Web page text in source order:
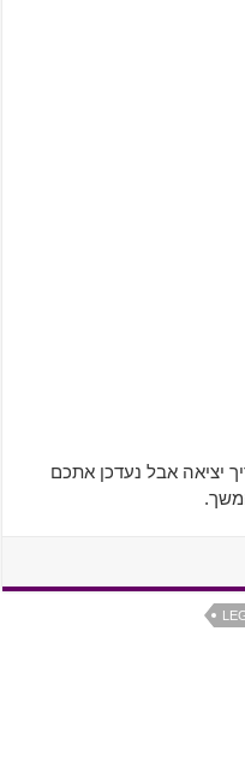
יציאה אבל נעדכן אתכם